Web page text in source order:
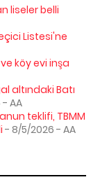
liseler belli
Listesi'ne
köy evi inşa
altındaki Batı
- AA
teklifi, TBMM
- 8/5/2026 - AA